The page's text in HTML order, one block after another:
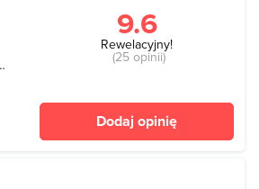
9.6
Rewelacyjny!
(25 opinii)
Dodaj opinię